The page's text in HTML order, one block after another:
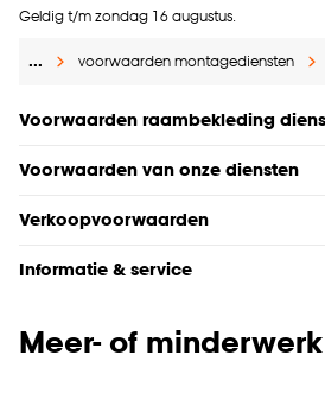
Geldig t/m zondag 16 augustus.
… voorwaarden montagediensten
Voorwaarden raambekleding
Voorwaarden van onze diensten
Verkoopvoorwaarden
Informatie & service
Meer- of minderwerk